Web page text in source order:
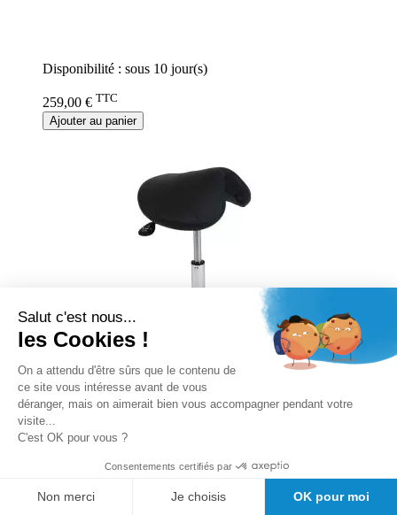
Disponibilité : sous 10 jour(s)
259,00 € TTC
Ajouter au panier
Tabouret PONY Base Chromée
Ecopostural S3630
Salut c'est nous...
les Cookies !
On a attendu d'être sûrs que le contenu de
ce site vous intéresse avant de vous
déranger, mais on aimerait bien vous accompagner pendant votre
visite...
C'est OK pour vous ?
Consentements certifiés par
Non merci Je choisis OK pour moi